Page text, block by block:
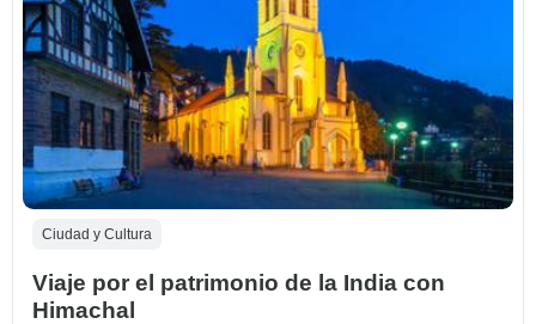
Ciudad y Cultura
Viaje por el patrimonio de la India con
Himachal